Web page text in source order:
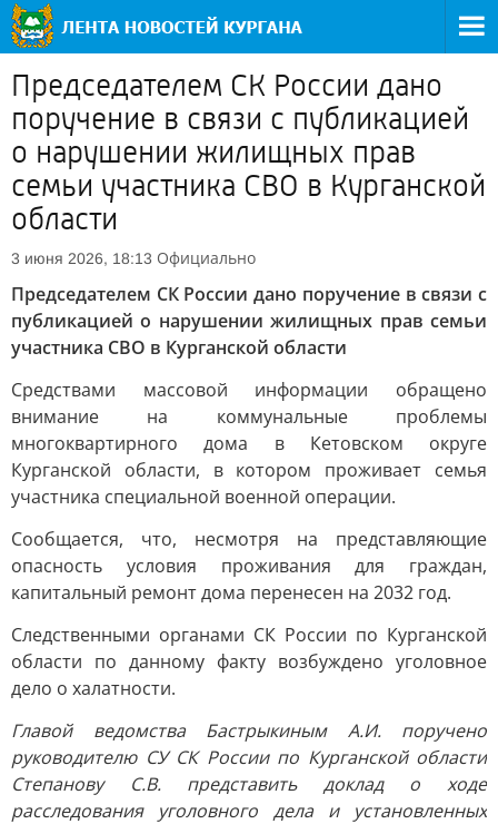
Председателем СК России дано
поручение в связи с публикацией
о нарушении жилищных прав
семьи участника СВО в Курганской
области
3 июня 2026, 18:13 Официально
Председателем СК России дано поручение в связи с
публикацией о нарушении жилищных прав семьи
участника СВО в Курганской области
Средствами массовой информации обращено
внимание на коммунальные проблемы
многоквартирного дома в Кетовском округе
Курганской области, в котором проживает семья
участника специальной военной операции.
Сообщается, что, несмотря на представляющие
опасность условия проживания для граждан,
капитальный ремонт дома перенесен на 2032 год.
Следственными органами СК России по Курганской
области по данному факту возбуждено уголовное
дело о халатности.
Главой ведомства Бастрыкиным А.И. поручено
руководителю СУ СК России по Курганской области
Степанову С.В. представить доклад о ходе
расследования уголовного дела и установленных